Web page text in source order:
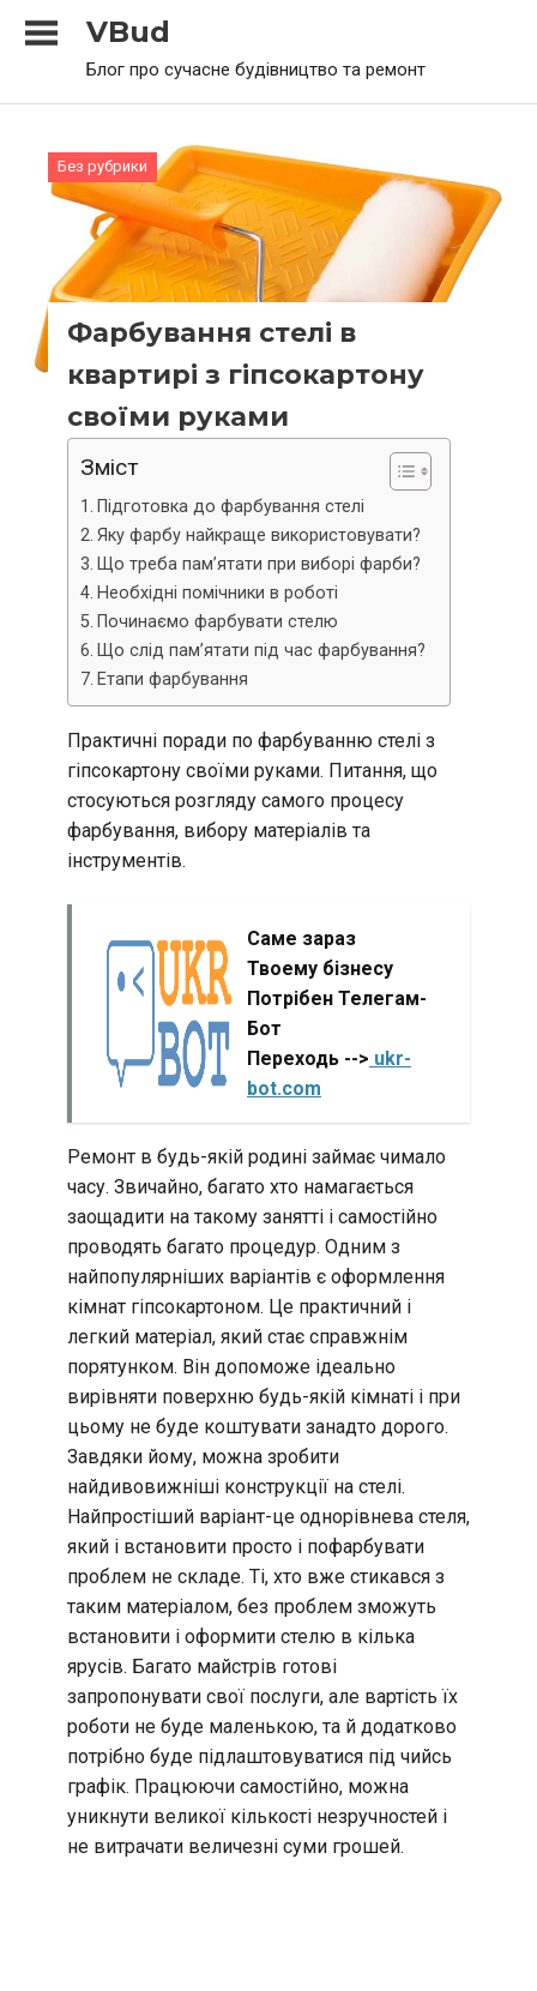
VBud
Блог про сучасне будівництво та ремонт
Без рубрики
Фарбування стелі в
квартирі з гіпсокартону
своїми руками
Зміст
Підготовка до фарбування стелі
Яку фарбу найкраще використовувати?
Що треба пам’ятати при виборі фарби?
Необхідні помічники в роботі
Починаємо фарбувати стелю
Що слід пам’ятати під час фарбування?
Етапи фарбування
Практичні поради по фарбуванню стелі з
гіпсокартону своїми руками. Питання, що
стосуються розгляду самого процесу
фарбування, вибору матеріалів та
інструментів.
Саме зараз
Твоему бізнесу
Потрібен Телегам-
Бот
Переходь --> ukr-
bot.com
Ремонт в будь-якій родині займає чимало
часу. Звичайно, багато хто намагається
заощадити на такому занятті і самостійно
проводять багато процедур. Одним з
найпопулярніших варіантів є оформлення
кімнат гіпсокартоном. Це практичний і
легкий матеріал, який стає справжнім
порятунком. Він допоможе ідеально
вирівняти поверхню будь-якій кімнаті і при
цьому не буде коштувати занадто дорого.
Завдяки йому, можна зробити
найдивовижніші конструкції на стелі.
Найпростіший варіант-це однорівнева стеля,
який і встановити просто і пофарбувати
проблем не складе. Ті, хто вже стикався з
таким матеріалом, без проблем зможуть
встановити і оформити стелю в кілька
ярусів. Багато майстрів готові
запропонувати свої послуги, але вартість їх
роботи не буде маленькою, та й додатково
потрібно буде підлаштовуватися під чийсь
графік. Працюючи самостійно, можна
уникнути великої кількості незручностей і
не витрачати величезні суми грошей.